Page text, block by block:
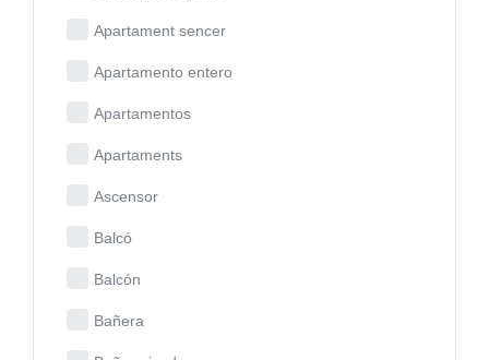
Apartament sencer
Apartamento entero
Apartamentos
Apartaments
Ascensor
Balcó
Balcón
Bañera